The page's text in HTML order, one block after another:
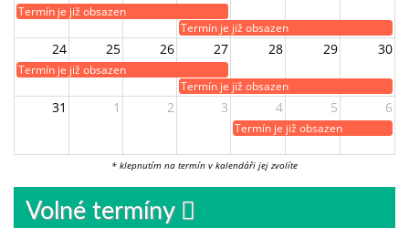
Termín je již obsazen
Termín je již obsazen
24 25 26 27 28 29 30
Termín je již obsazen
Termín je již obsazen
31 1 2 3 4 5 6
Termín je již obsazen
* klepnutím na termín v kalendáři jej zvolíte
Volné termíny